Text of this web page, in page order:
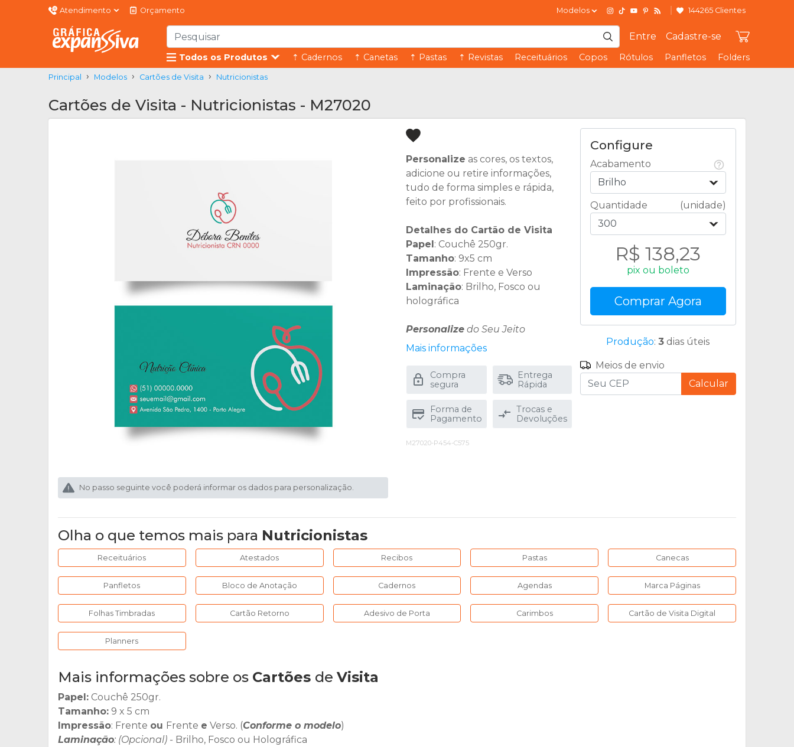
Atendimento Orçamento Modelos 144265 Clientes
Entre Cadastre-se
Todos os Produtos ⇡ Cadernos ⇡ Canetas ⇡ Pastas ⇡ Revistas Receituários Copos Rótulos Panfletos Folders
Principal Modelos Cartões de Visita Nutricionistas
Cartões de Visita - Nutricionistas - M27020
No passo seguinte você poderá informar os dados para personalização.
Personalize as cores, os textos,
adicione ou retire informações,
tudo de forma simples e rápida,
feito por profissionais.
Detalhes do Cartão de Visita
Papel: Couchê 250gr.
Tamanho: 9x5 cm
Impressão: Frente e Verso
Laminação: Brilho, Fosco ou
holográfica
Personalizedo Seu Jeito
Mais informações
Compra
segura
Entrega
Rápida
Forma de
Pagamento
Trocas e
Devoluções
M27020-P454-C575
Configure
Acabamento
Brilho
Quantidade
(unidade)
300
R$ 138,23
pix ou boleto
Comprar Agora
Produção:3 dias úteis
Meios de envio
Calcular
Olha o que temos mais para Nutricionistas
Receituários Atestados Recibos Pastas Canecas
Panfletos Bloco de Anotação Cadernos Agendas Marca Páginas
Folhas Timbradas Cartão Retorno Adesivo de Porta Carimbos Cartão de Visita Digital
Planners
Mais informações sobre os Cartões de Visita
Papel: Couchê 250gr.
Tamanho: 9 x 5 cm
Impressão: Frente ou Frente e Verso. (Conforme o modelo)
Laminação: (Opcional) - Brilho, Fosco ou Holográfica